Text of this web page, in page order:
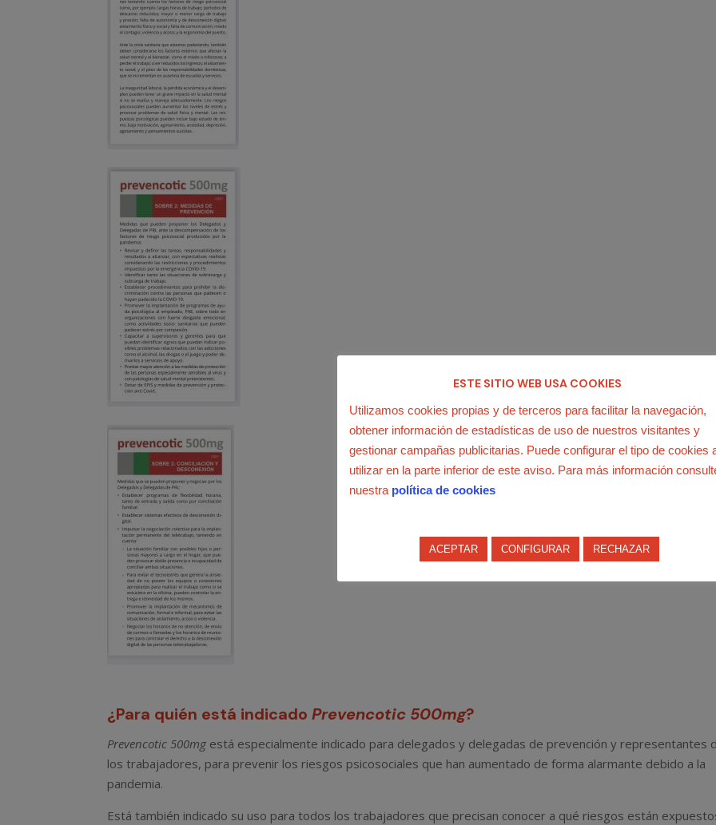
¿Para quién está indicadoPrevencotic 500mg?
Prevencotic 500mg está especialmente indicado para delegados y delegadas de prevención y representantes
los trabajadores, para prevenir los riesgos psicosociales que han aumentado de forma alarmante debido a la
pandemia.
Está también indicado su uso para todos los trabajadores que precisan conocer a qué riesgos están
ESTE SITIO WEB USA COOKIES
Utilizamos cookies propias y de terceros para facilitar la navegación,
obtener información de estadísticas de uso de nuestros visitantes y
gestionar campañas publicitarias. Puede configurar el tipo de cookies
utilizar en la parte inferior de este aviso. Para más información
nuestra política de cookies
ACEPTAR CONFIGURAR RECHAZAR